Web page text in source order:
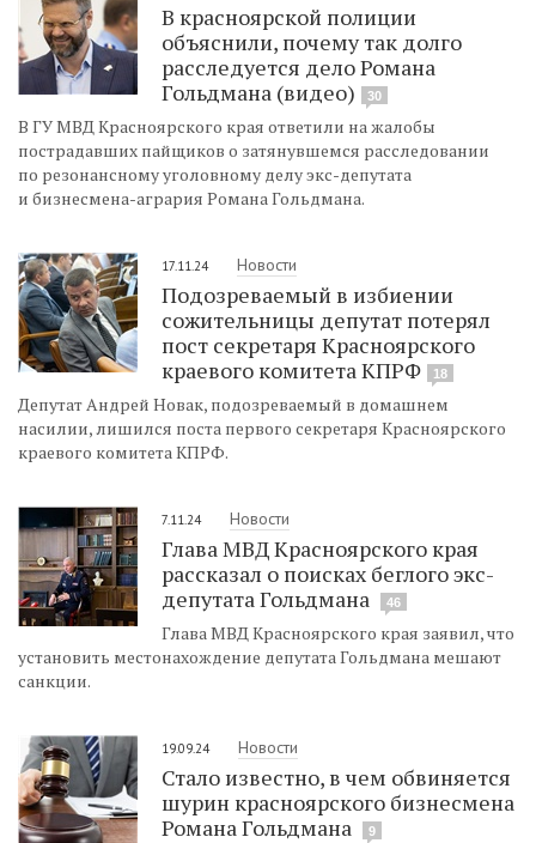
В красноярской полиции
объяснили, почему так долго
расследуется дело Романа
Гольдмана (видео)
30
В ГУ МВД Красноярского края ответили на жалобы
пострадавших пайщиков о затянувшемся расследовании
по резонансному уголовному делу экс-депутата
и бизнесмена-агрария Романа Гольдмана.
17.11.24 Новости
Подозреваемый в избиении
сожительницы депутат потерял
пост секретаря Красноярского
краевого комитета КПРФ
18
Депутат Андрей Новак, подозреваемый в домашнем
насилии, лишился поста первого секретаря Красноярского
краевого комитета КПРФ.
7.11.24 Новости
Глава МВД Красноярского края
рассказал о поисках беглого экс-
депутата Гольдмана
46
Глава МВД Красноярского края заявил, что
установить местонахождение депутата Гольдмана мешают
санкции.
19.09.24 Новости
Стало известно, в чем обвиняется
шурин красноярского бизнесмена
Романа Гольдмана
9